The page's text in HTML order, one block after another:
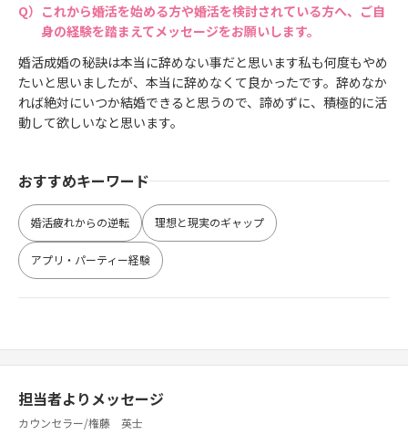
これから婚活を始める方や婚活を検討されている方へ、ご自
身の経験を踏まえてメッセージをお願いします。
婚活成婚の秘訣は本当に辞めない事だと思います私も何度もやめ
たいと思いましたが、本当に辞めなくて良かったです。辞めなか
れば絶対にいつか結婚できると思うので、諦めずに、積極的に活
動して欲しいなと思います。
おすすめキーワード
婚活疲れからの逆転 理想と現実のギャップ
アプリ・パーティー経験
担当者よりメッセージ
カウンセラー/権藤 英士